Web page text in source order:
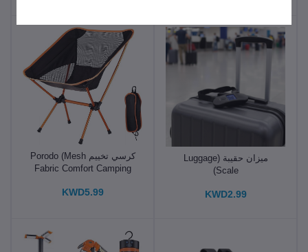
ميزان حقيبة (Luggage
Scale)
KWD2.99
كرسي تخييم Porodo (Mesh
Fabric Comfort Camping
KWD5.99